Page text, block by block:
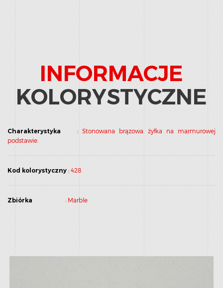
INFORMACJE
KOLORYSTYCZNE
Charakterystyka : Stonowana brązowa żyłka na marmurowej
podstawie.
Kod kolorystyczny : 428
Zbiórka : Marble